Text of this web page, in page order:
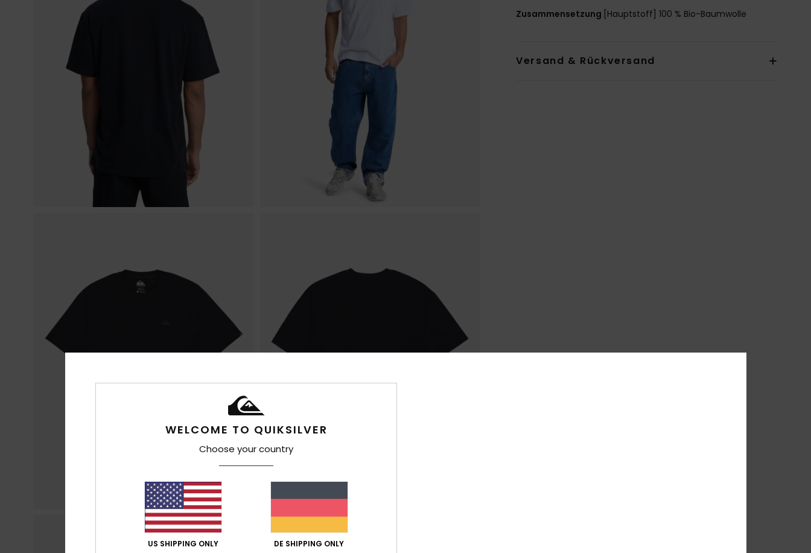
Zusammensetzung [Hauptstoff] 100 % Bio-Baumwolle
Versand & Rückversand
WELCOME TO QUIKSILVER
Choose your country
US SHIPPING ONLY DE SHIPPING ONLY